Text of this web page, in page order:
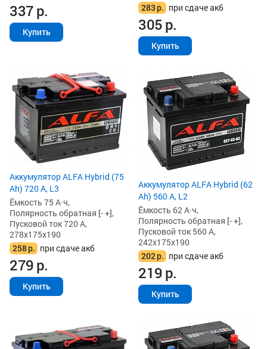
337р.
Купить
283р. при сдаче акб
305р.
Купить
Аккумулятор ALFA Hybrid (75
Ah) 720 А, L3
Ёмкость 75 А·ч,
Полярность обратная [- +],
Пусковой ток 720 А,
278x175x190
258р. при сдаче акб
279р.
Купить
Аккумулятор ALFA Hybrid (62
Ah) 560 А, L2
Ёмкость 62 А·ч,
Полярность обратная [- +],
Пусковой ток 560 А,
242x175x190
202р. при сдаче акб
219р.
Купить